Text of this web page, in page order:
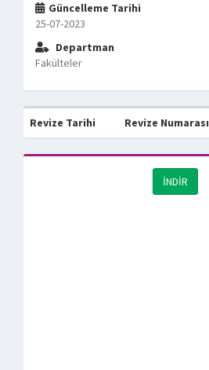
Güncelleme Tarihi
25-07-2023
Departman
Fakülteler
Revize Tarihi Revize Numarası
İNDİR